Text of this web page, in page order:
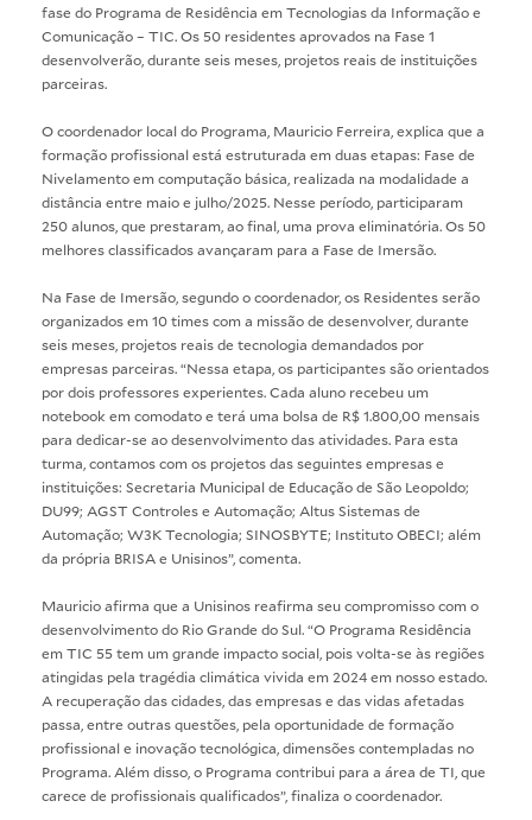
fase do Programa de Residência em Tecnologias da Informação e
Comunicação – TIC. Os 50 residentes aprovados na Fase 1
desenvolverão, durante seis meses, projetos reais de instituições
parceiras.
O coordenador local do Programa, Mauricio Ferreira, explica que a
formação profissional está estruturada em duas etapas: Fase de
Nivelamento em computação básica, realizada na modalidade a
distância entre maio e julho/2025. Nesse período, participaram
250 alunos, que prestaram, ao final, uma prova eliminatória. Os 50
melhores classificados avançaram para a Fase de Imersão.
Na Fase de Imersão, segundo o coordenador, os Residentes serão
organizados em 10 times com a missão de desenvolver, durante
seis meses, projetos reais de tecnologia demandados por
empresas parceiras. “Nessa etapa, os participantes são orientados
por dois professores experientes. Cada aluno recebeu um
notebook em comodato e terá uma bolsa de R$ 1.800,00 mensais
para dedicar-se ao desenvolvimento das atividades. Para esta
turma, contamos com os projetos das seguintes empresas e
instituições: Secretaria Municipal de Educação de São Leopoldo;
DU99; AGST Controles e Automação; Altus Sistemas de
Automação; W3K Tecnologia; SINOSBYTE; Instituto OBECI; além
da própria BRISA e Unisinos”, comenta.
Mauricio afirma que a Unisinos reafirma seu compromisso com o
desenvolvimento do Rio Grande do Sul. “O Programa Residência
em TIC 55 tem um grande impacto social, pois volta-se às regiões
atingidas pela tragédia climática vivida em 2024 em nosso estado.
A recuperação das cidades, das empresas e das vidas afetadas
passa, entre outras questões, pela oportunidade de formação
profissional e inovação tecnológica, dimensões contempladas no
Programa. Além disso, o Programa contribui para a área de TI, que
carece de profissionais qualificados”, finaliza o coordenador.